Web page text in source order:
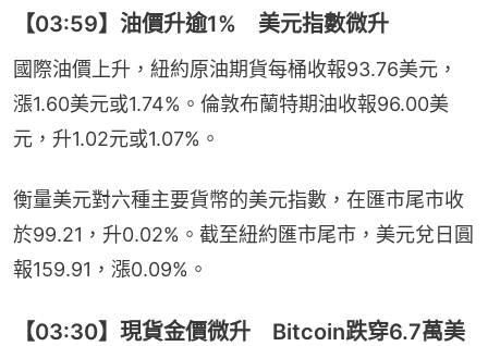
【03:59】油價升逾1% 美元指數微升
國際油價上升，紐約原油期貨每桶收報93.76美元，
漲1.60美元或1.74%。倫敦布蘭特期油收報96.00美
元，升1.02元或1.07%。
衡量美元對六種主要貨幣的美元指數，在匯市尾市收
於99.21，升0.02%。截至紐約匯市尾市，美元兌日圓
報159.91，漲0.09%。
【03:30】現貨金價微升 Bitcoin跌穿6.7萬美